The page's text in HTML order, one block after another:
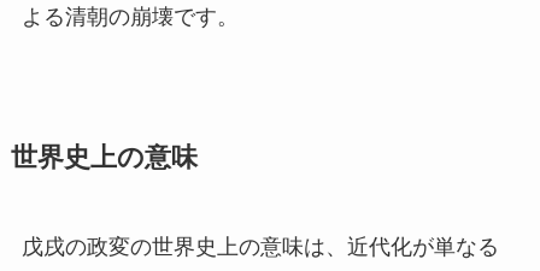
よる清朝の崩壊です。
世界史上の意味
戊戌の政変の世界史上の意味は、近代化が単なる